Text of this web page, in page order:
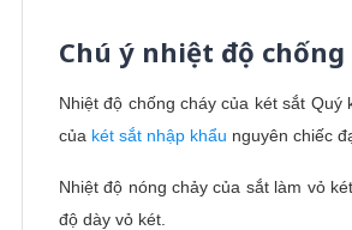
Chú ý nhiệt độ
Nhiệt độ chống cháy của két sắt
của két sắt nhập khẩu nguyên chiếc
Nhiệt độ nóng chảy của sắt làm vỏ
độ dày vỏ két.